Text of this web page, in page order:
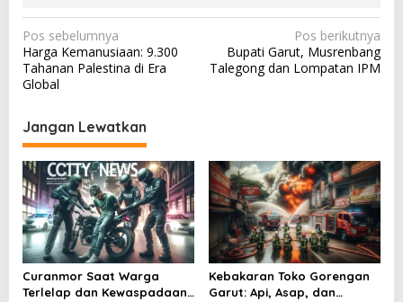
N
a
v
g
a
s
i
p
o
s
Pos sebelumnya
Harga Kemanusiaan: 9.300
Tahanan Palestina di Era
Global
Pos berikutnya
Bupati Garut, Musrenbang
Talegong dan Lompatan IPM
Jangan Lewatkan
Curanmor Saat Warga
Terlelap dan Kewaspadaan
Kebakaran Toko Gorengan
Garut: Api, Asap, dan